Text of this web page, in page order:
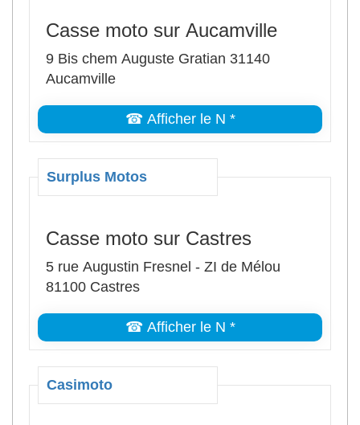
Casse moto sur Aucamville
9 Bis chem Auguste Gratian 31140
Aucamville
☎ Afficher le N *
Surplus Motos
Casse moto sur Castres
5 rue Augustin Fresnel - ZI de Mélou
81100 Castres
☎ Afficher le N *
Casimoto